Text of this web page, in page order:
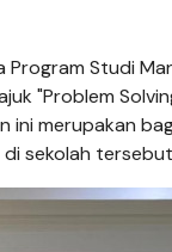
Studi
"Problem
ini merupakan
sekolah